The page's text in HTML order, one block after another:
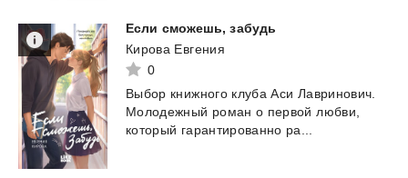
Если сможешь, забудь
Кирова Евгения
0
Выбор книжного клуба Аси Лавринович.
Молодежный роман о первой любви,
который гарантированно ра...